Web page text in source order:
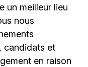
un meilleur lieu
nous
candidats et
en raison